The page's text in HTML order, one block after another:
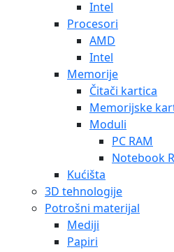
Intel
Procesori
AMD
Intel
Memorije
Čitači kartica
Memorijske
Moduli
PC RAM
Notebook
Kućišta
3D tehnologije
Potrošni materijal
Mediji
Papiri